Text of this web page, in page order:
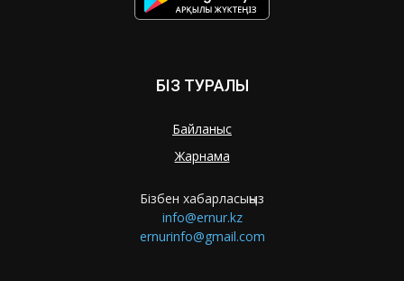
БІЗ ТУРАЛЫ
Байланыс
Жарнама
Бізбен хабарласыңыз
info@ernur.kz
ernurinfo@gmail.com